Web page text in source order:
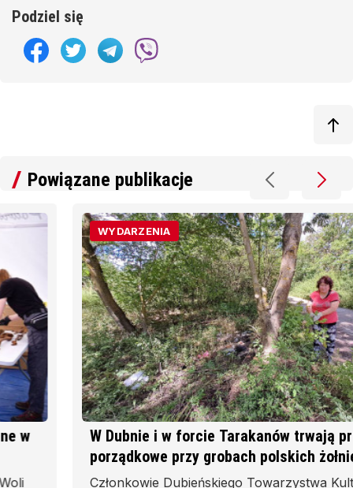
Podziel się
Powiązane publikacje
WYDARZENIA
W Dubnie i w forcie Tarakanów trwają prace
porządkowe przy grobach polskich żołnierzy
Członkowie Dubieńskiego Towarzystwa Kultury